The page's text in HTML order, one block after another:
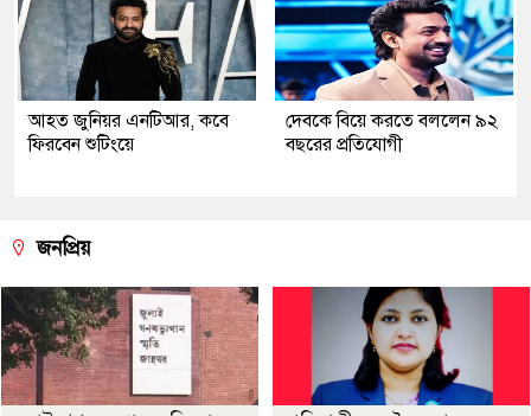
আহত জুনিয়র এনটিআর, কবে
ফিরবেন শুটিংয়ে
দেবকে বিয়ে করতে বললেন ৯২
বছরের প্রতিযোগী
জনপ্রিয়